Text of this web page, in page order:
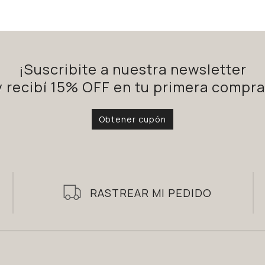
¡Suscribite a nuestra newsletter
recibí 15% OFF en tu primera
Obtener cupón
RASTREAR MI PEDIDO